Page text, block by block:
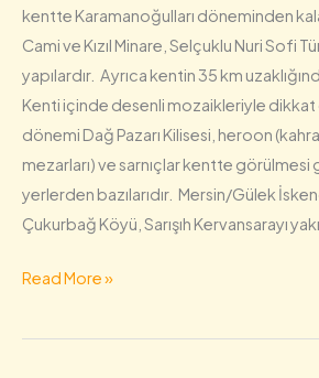
kentte Karamanoğulları döneminden
Cami ve Kızıl Minare, Selçuklu Nuri Sofi
yapılardır. Ayrıca kentin 35 km
Kenti içinde desenli mozaikleriyle dikkat
dönemi Dağ Pazarı Kilisesi, heroon
mezarları) ve sarnıçlar kentte
yerlerden bazılarıdır. Mersin/Gülek
Çukurbağ Köyü, Sarışıh Kervansarayı
Read More »